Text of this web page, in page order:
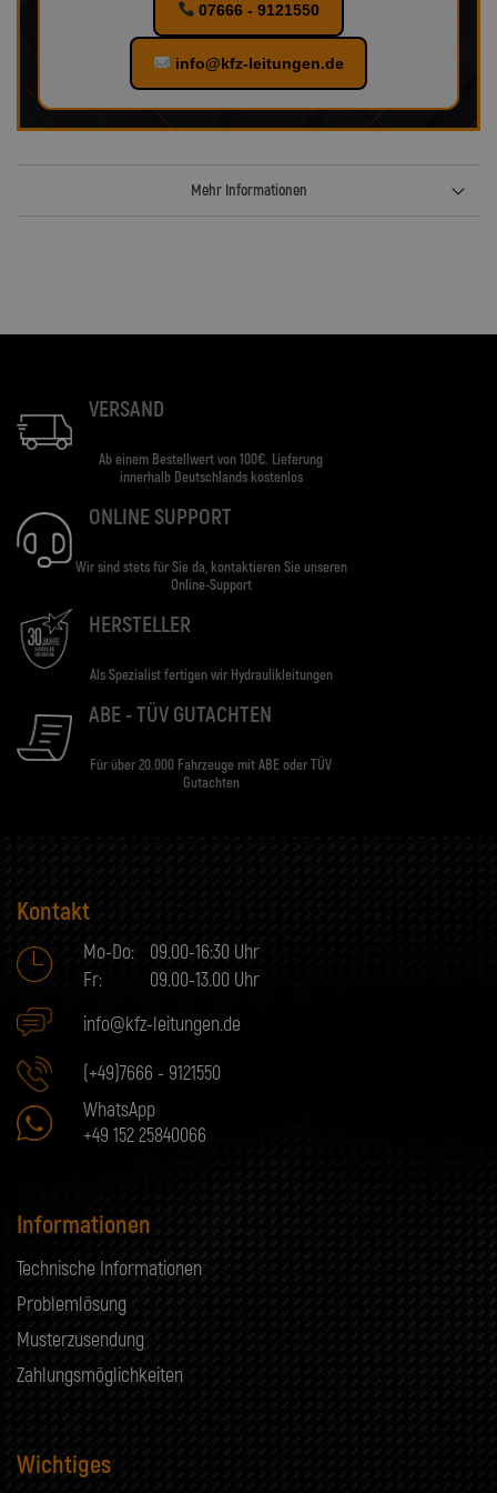
07666 - 9121550
info@kfz-leitungen.de
Mehr Informationen
VERSAND
Ab einem Bestellwert von 100€. Lieferung
innerhalb Deutschlands kostenlos
ONLINE SUPPORT
Wir sind stets für Sie da, kontaktieren Sie unseren
Online-Support
HERSTELLER
Als Spezialist fertigen wir Hydraulikleitungen
ABE - TÜV GUTACHTEN
Für über 20.000 Fahrzeuge mit ABE oder TÜV
Gutachten
Kontakt
Mo-Do:
09.00-16:30 Uhr
Fr:
09.00-13.00 Uhr
info@kfz-leitungen.de
(+49)7666 - 9121550
WhatsApp
+49 152 25840066
Informationen
Technische Informationen
Problemlösung
Musterzusendung
Zahlungsmöglichkeiten
Wichtiges